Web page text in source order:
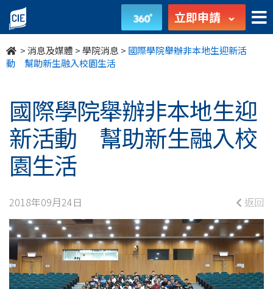
國
際
學
舉
辦
非
本
地
生
迎
立即申請
>消息及媒體 >學院消息 > 國際學院舉辦非本地生迎新活
動 幫助新生融入校園生活
國際學院舉辦非本地生迎
新活動 幫助新生融入校
園生活
2018年09月24日 返回